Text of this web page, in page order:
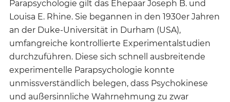
Parapsychologie gilt das Ehepaar Joseph B. und
Louisa E. Rhine. Sie begannen in den 1930er Jahren
an der Duke-Universität in Durham (USA),
umfangreiche kontrollierte Experimentalstudien
durchzuführen. Diese sich schnell ausbreitende
experimentelle Parapsychologie konnte
unmissverständlich belegen, dass Psychokinese
und außersinnliche Wahrnehmung zu zwar